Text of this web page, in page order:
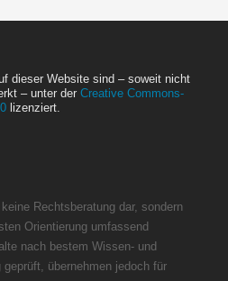
dieser Website sind – soweit nicht
– unter der Creative Commons-
lizenziert.
Rechtsberatung dar, sondern
Orientierung umfassend
nach bestem Wissen- und
übernehmen jedoch für